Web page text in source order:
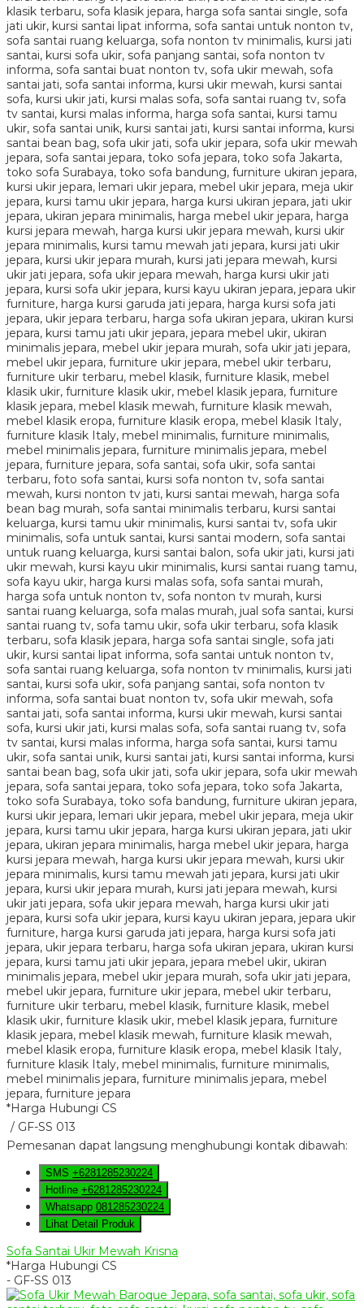
*Harga Hubungi CS
/ GF-SS 013
Pemesanan dapat langsung menghubungi kontak dibawah:
SMS +6281285230224
Hotline +6281285230224
Whatsapp 081285230224
Lihat Detail Produk
Sofa Santai Ukir Mewah Krisna
*Harga Hubungi CS
- GF-SS 013